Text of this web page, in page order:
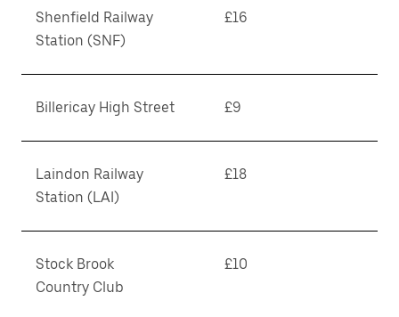
Shenfield Railway
Station (SNF)
£16
Billericay High Street £9
Laindon Railway
Station (LAI)
£18
Stock Brook
Country Club
£10